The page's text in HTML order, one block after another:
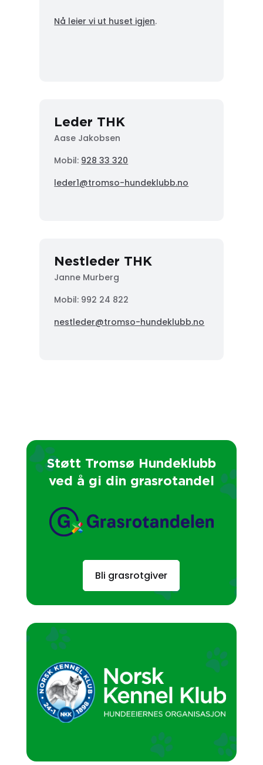
Nå leier vi ut huset igjen.
Leder THK
Aase Jakobsen
Mobil: 928 33 320
leder1@tromso-hundeklubb.no
Nestleder THK
Janne Murberg
Mobil: 992 24 822
nestleder@tromso-hundeklubb.no
Støtt Tromsø Hundeklubb
ved å gi din grasrotandel
Bli grasrotgiver